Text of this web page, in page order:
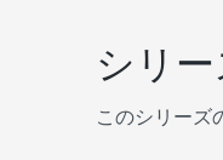
シリ
このシリーズ